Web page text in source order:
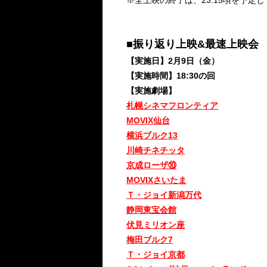
■振り返り上映&最速上映会
【実施日】2月9日（金）
【実施時間】18:30の回
【実施劇場】
札幌シネマフロンティア
MOVIX仙台
横浜ブルク13
川崎チネチッタ
京成ローザ⑩
MOVIXさいたま
Ｔ・ジョイ新潟万代
静岡東宝会館
伏見ミリオン座
梅田ブルク7
Ｔ・ジョイ京都